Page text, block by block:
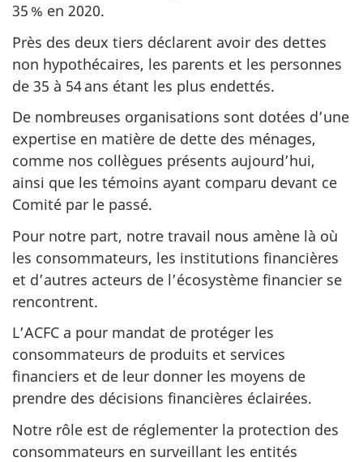
35 % en 2020.
Près des deux tiers déclarent avoir des dettes
non hypothécaires, les parents et les personnes
de 35 à 54 ans étant les plus endettés.
De nombreuses organisations sont dotées d’une
expertise en matière de dette des ménages,
comme nos collègues présents aujourd’hui,
ainsi que les témoins ayant comparu devant ce
Comité par le passé.
Pour notre part, notre travail nous amène là où
les consommateurs, les institutions financières
et d’autres acteurs de l’écosystème financier se
rencontrent.
L’ACFC a pour mandat de protéger les
consommateurs de produits et services
financiers et de leur donner les moyens de
prendre des décisions financières éclairées.
Notre rôle est de réglementer la protection des
consommateurs en surveillant les entités